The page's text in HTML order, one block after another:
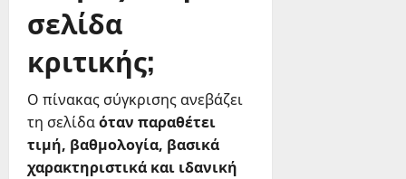
σελίδα
κριτικής;
Ο πίνακας σύγκρισης ανεβάζει
τη σελίδαόταν παραθέτει
τιμή, βαθμολογία, βασικά
χαρακτηριστικά και ιδανική